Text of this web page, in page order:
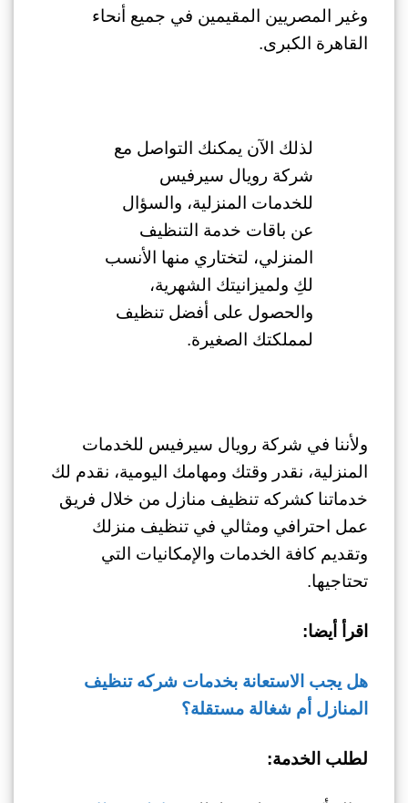
وغير المصريين المقيمين في جميع أنحاء
القاهرة الكبرى.
لذلك الآن يمكنك التواصل مع
شركة رويال سيرفيس
للخدمات المنزلية، والسؤال
عن باقات خدمة التنظيف
المنزلي، لتختاري منها الأنسب
لكِ ولميزانيتك الشهرية،
والحصول على أفضل تنظيف
لمملكتك الصغيرة.
ولأننا في شركة رويال سيرفيس للخدمات
المنزلية، نقدر وقتك ومهامك اليومية، نقدم لك
خدماتنا كشركه تنظيف منازل من خلال فريق
عمل احترافي ومثالي في تنظيف منزلك
وتقديم كافة الخدمات والإمكانيات التي
تحتاجيها.
اقرأ أيضا:
هل يجب الاستعانة بخدمات شركه تنظيف
المنازل أم شغالة مستقلة؟
لطلب الخدمة: